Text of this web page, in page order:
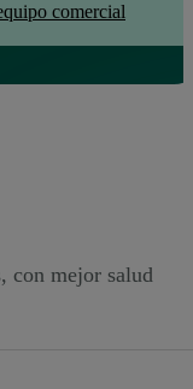
comercial
con mejor salud